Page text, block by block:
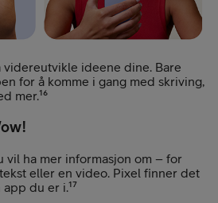
videreutvikle ideene dine. Bare
for å komme i gang med skriving,
mer.¹⁶
vil ha mer informasjon om – for
eller en video. Pixel finner det
du er i.¹⁷